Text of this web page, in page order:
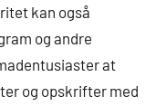
kan også
og andre
at
og opskrifter med